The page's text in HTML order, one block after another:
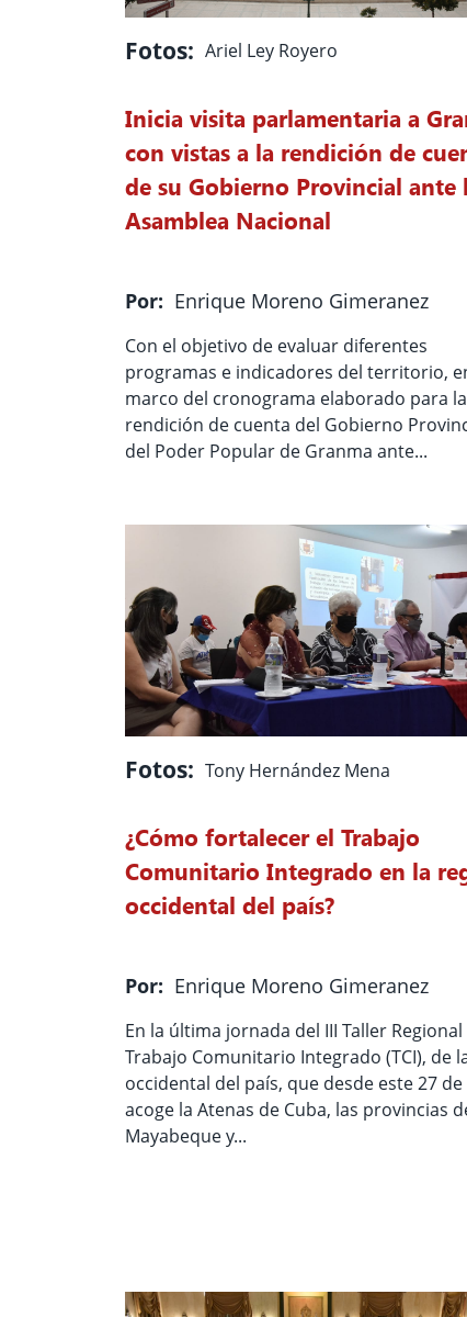
Fotos: Ariel Ley Royero
Inicia visita parlamentaria a
con vistas a la rendición de
de su Gobierno Provincial ante
Asamblea Nacional
Por: Enrique Moreno Gimeranez
Con el objetivo de evaluar diferentes
programas e indicadores del territorio,
marco del cronograma elaborado para la
rendición de cuenta del Gobierno
del Poder Popular de Granma ante...
Fotos: Tony Hernández Mena
¿Cómo fortalecer el Trabajo
Comunitario Integrado en la
occidental del país?
Por: Enrique Moreno Gimeranez
En la última jornada del III Taller Regional
Trabajo Comunitario Integrado (TCI), de
occidental del país, que desde este 27
acoge la Atenas de Cuba, las provincias
Mayabeque y...